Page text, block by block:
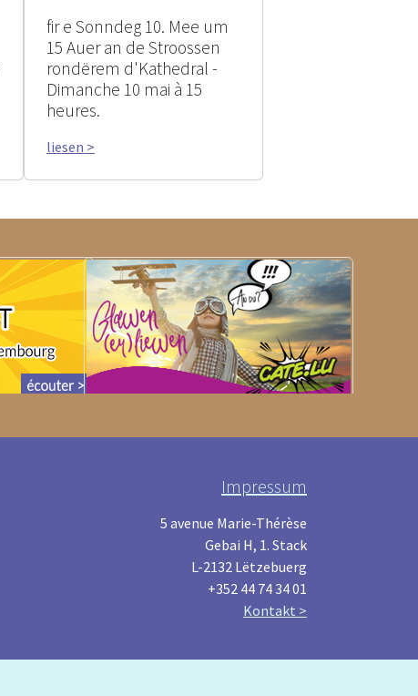
fir e Sonndeg 10. Mee um
15 Auer an de Stroossen
rondërem d'Kathedral -
Dimanche 10 mai à 15
heures.
liesen >
Impressum
5 avenue Marie-Thérèse
Gebai H, 1. Stack
L-2132 Lëtzebuerg
+352 44 74 34 01
Kontakt >